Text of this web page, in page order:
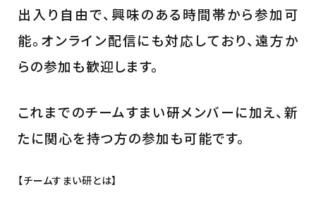
出入り自由で、興味のある時間帯から参加可
能。オンライン配信にも対応しており、遠方か
らの参加も歓迎します。
これまでのチームすまい研メンバーに加え、新
たに関心を持つ方の参加も可能です。
【チームすまい研とは】